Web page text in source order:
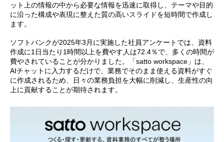
ット上の情報の中から必要な情報を迅速に取得し、テーマや目的
に沿った構成や表現に整えた質の高いスライドを短時間で作成し
ます。
ソフトバンクが2025年3月に実施した社員アンケートでは、資料
作成に1日当たり1時間以上を費やす人は72.4％で、多くの時間が
費やされていることが分かりました。「satto workspace」は、
AIチャットに入力するだけで、業務でそのまま使える資料がすぐ
に作成されるため、日々の業務負担を大幅に削減し、生産性の向
上に貢献することが期待されます。